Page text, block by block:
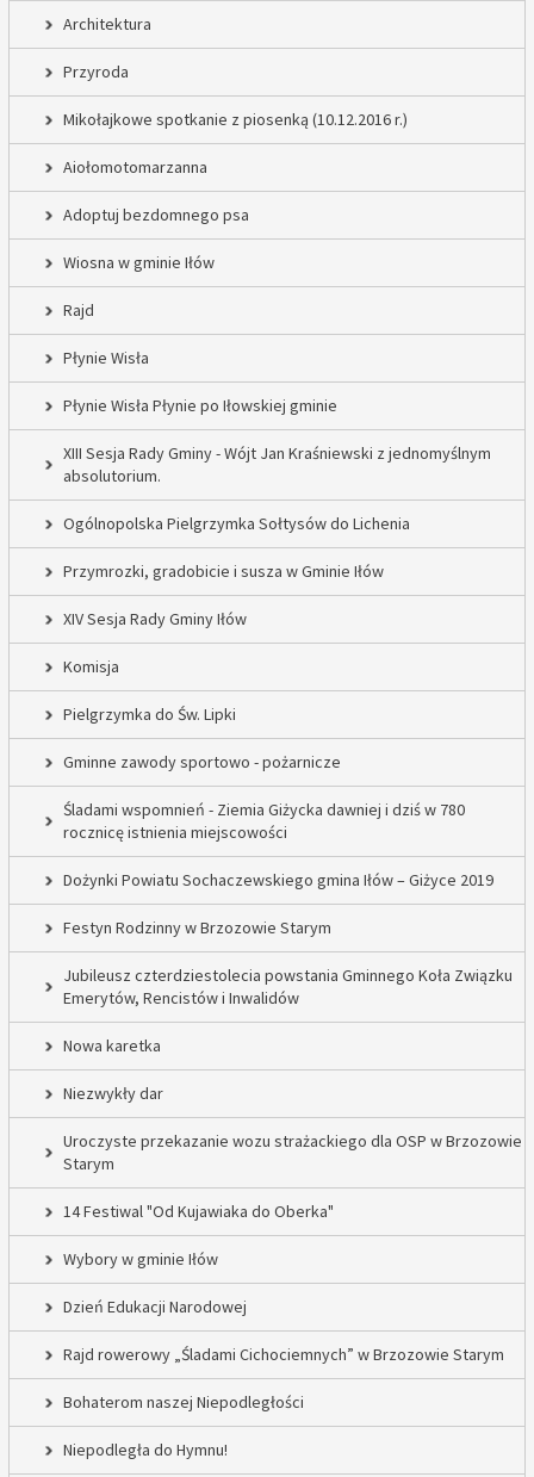
Architektura
Przyroda
Mikołajkowe spotkanie z piosenką (10.12.2016 r.)
Aiołomotomarzanna
Adoptuj bezdomnego psa
Wiosna w gminie Iłów
Rajd
Płynie Wisła
Płynie Wisła Płynie po Iłowskiej gminie
XIII Sesja Rady Gminy - Wójt Jan Kraśniewski z jednomyślnym
absolutorium.
Ogólnopolska Pielgrzymka Sołtysów do Lichenia
Przymrozki, gradobicie i susza w Gminie Iłów
XIV Sesja Rady Gminy Iłów
Komisja
Pielgrzymka do Św. Lipki
Gminne zawody sportowo - pożarnicze
Śladami wspomnień - Ziemia Giżycka dawniej i dziś w 780
rocznicę istnienia miejscowości
Dożynki Powiatu Sochaczewskiego gmina Iłów – Giżyce 2019
Festyn Rodzinny w Brzozowie Starym
Jubileusz czterdziestolecia powstania Gminnego Koła Związku
Emerytów, Rencistów i Inwalidów
Nowa karetka
Niezwykły dar
Uroczyste przekazanie wozu strażackiego dla OSP w Brzozowie
Starym
14 Festiwal "Od Kujawiaka do Oberka"
Wybory w gminie Iłów
Dzień Edukacji Narodowej
Rajd rowerowy „Śladami Cichociemnych” w Brzozowie Starym
Bohaterom naszej Niepodległości
Niepodległa do Hymnu!